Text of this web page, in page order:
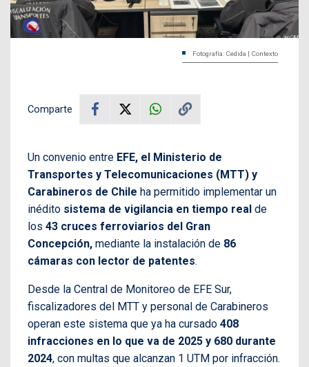
Fotografía: Cedida | Contexto
Comparte
Un convenio entre EFE, el Ministerio de
Transportes y Telecomunicaciones (MTT) y
Carabineros de Chile ha permitido implementar un
inédito sistema de vigilancia en tiempo real de
los 43 cruces ferroviarios del Gran
Concepción, mediante la instalación de 86
cámaras con lector de patentes.
Desde la Central de Monitoreo de EFE Sur,
fiscalizadores del MTT y personal de Carabineros
operan este sistema que ya ha cursado 408
infracciones en lo que va de 2025 y 680 durante
2024, con multas que alcanzan 1 UTM por infracción.